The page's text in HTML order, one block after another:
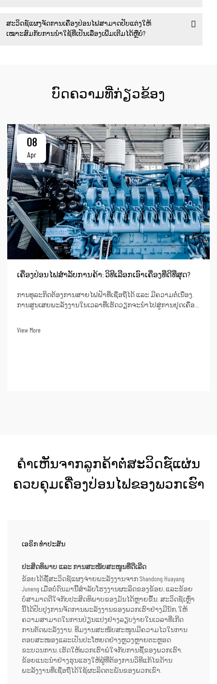
ສະວິດຊ໌ແຜງຈັດການເຄື່ອງປ່ອນໄຟສາມາດປັບແຕ່ງໃຫ້
ເໝາະສົມກັບການນຳໃຊ້ທີ່ເປັນເລື່ອງເພີ່ມເຕີມໄດ້ຫຼືບໍ?
ບົດຄວາມທີ່ກ່ຽວຂ້ອງ
08
Apr
ເຄື່ອງປ່ອນໄຟສຳລັບການຄ້າ: ວິທີເລືອກເອົາເຄື່ອງທີ່ດີທີ່ສຸດ?
ການທຸລະກິດຕ້ອງການສາຍໄຟຟ້າທີ່ເຊື່ອຖືໄດ້ ແລະ ມີຄວາມຕໍ່ເນື່ອງ.
ການສູນເສຍພະລັງງານໃນເວລາທີ່ເຮັດວຽກຈະນຳໄປສູ່ການຢຸດເຄື່ອງ
View More
ຄຳເຫັນຈາກລູກຄ້າຕໍ່ສະວິດຊ໌ແຜ່ນ
ຄວບຄຸມເຄື່ອງປ່ອນໄຟຂອງພວກເຮົາ
ເອຣິກ ທຳປະສັນ
ປະສິດທິພາບ ແລະ ການສະໜັບສະໜູນທີ່ດີເລີດ
ຂ້ອຍໄດ້ຊື້ສະວິດຊ໌ແຜງຈ່າຍພະລັງງານຈາກ Shandong Huayang
Juneng ເມື່ອບໍ່ດົນມານີ້ສຳລັບໂຮງງານຜະລິດຂອງຂ້ອຍ, ແລະຂ້ອຍ
ບໍ່ສາມາດດີໃຈກັບປະສິດທິພາບຂອງມັນໄດ້ຫຼາຍຂື້ນ. ສະວິດຊ໌ເຫຼົ່າ
ນີ້ໄດ້ປັບປຸງການຈັດການພະລັງງານຂອງພວກເຮົາຢ່າງມີນັກ, ໃຫ້
ຄວາມສາມາດໃນການປ່ຽນແປງຢ່າງລຽບງ່າຍໃນເວລາທີ່ເກີດ
ການຕັດພະລັງງານ. ທີມງານສະໜັບສະໜູນມີຄວາມໄວໃນການ
ຕອບສະໜອງແລະເປັນປະໂຫຍດຢ່າງຫຼວງຫຼາຍຕະຫຼອດ
ຂະບວນການ, ເຮັດໃຫ້ພວກເຮົາພໍໃຈກັບການຊື້ຂອງພວກເຮົາ.
ຂ້ອຍແນະນຳຢ່າງຮຸນແຮງໃຫ້ຜູ້ທີ່ຕ້ອງການວິທີແກ້ໄຂດ້ານ
ພະລັງງານທີ່ເຊື່ອຖືໄດ້ໃຊ້ຜະລິດຕະພັນຂອງພວກເຂົາ.